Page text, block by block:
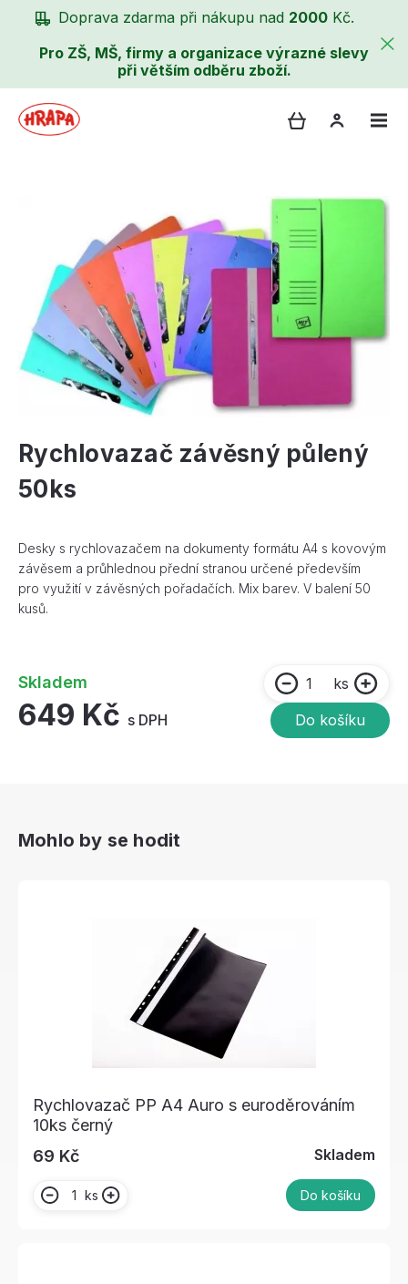
Doprava zdarma při nákupu nad 2000 Kč.
Pro ZŠ, MŠ, firmy a organizace výrazné slevy
při větším odběru zboží.
Rychlovazač závěsný půlený
50ks
Desky s rychlovazačem na dokumenty formátu A4 s kovovým
závěsem a průhlednou přední stranou určené především
pro využití v závěsných pořadačích. Mix barev. V balení 50
kusů.
Skladem
649 Kč s DPH
ks
Do košíku
Mohlo by se hodit
Rychlovazač PP A4 Auro s euroděrováním
10ks černý
69 Kč
Skladem
ks Do košíku